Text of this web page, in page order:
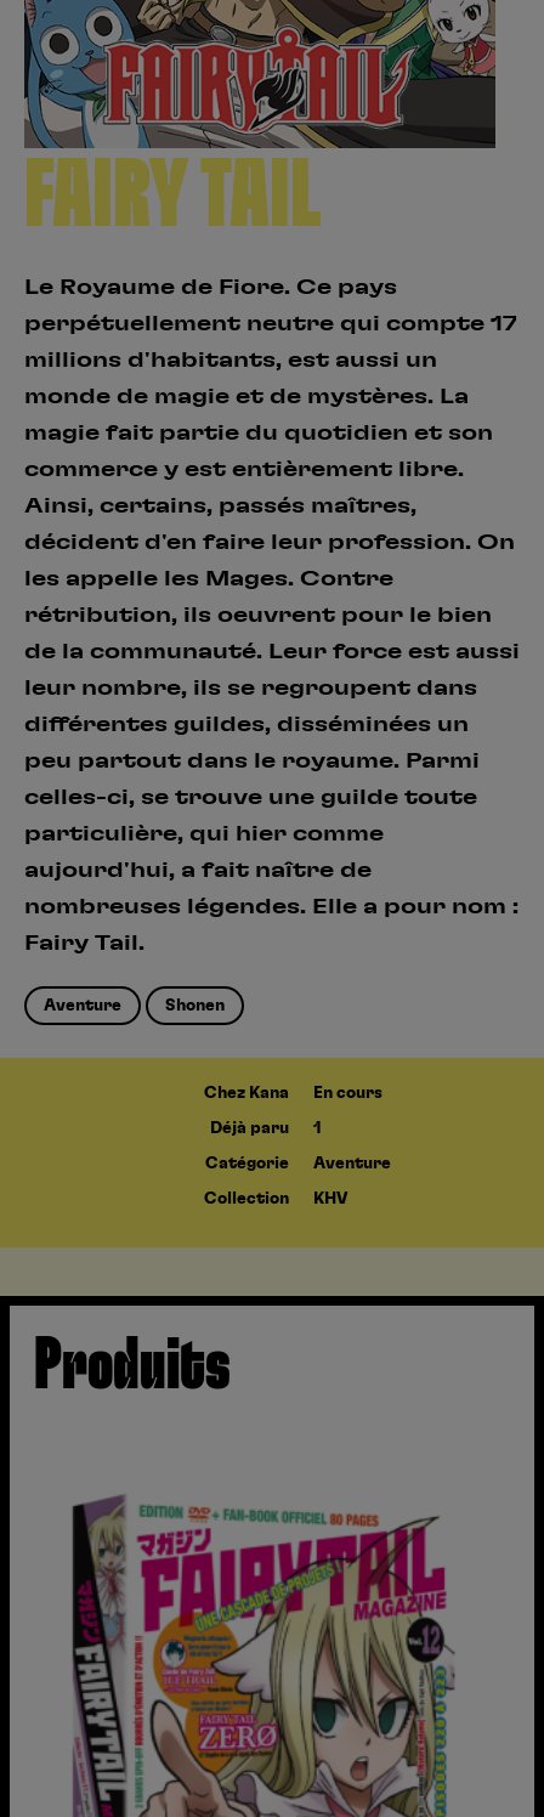
FAIRY TAIL
Le Royaume de Fiore. Ce pays
perpétuellement neutre qui compte 17
millions d'habitants, est aussi un
monde de magie et de mystères. La
magie fait partie du quotidien et son
commerce y est entièrement libre.
Ainsi, certains, passés maîtres,
décident d'en faire leur profession. On
les appelle les Mages. Contre
rétribution, ils oeuvrent pour le bien
de la communauté. Leur force est aussi
leur nombre, ils se regroupent dans
différentes guildes, disséminées un
peu partout dans le royaume. Parmi
celles-ci, se trouve une guilde toute
particulière, qui hier comme
aujourd'hui, a fait naître de
nombreuses légendes. Elle a pour nom :
Fairy Tail.
Aventure Shonen
Chez Kana En cours
Déjà paru 1
Catégorie Aventure
Collection KHV
Produits
Se connecter
Hunter x Hunter
Fire Force
Black Butler